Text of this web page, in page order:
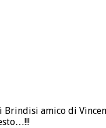
di Brindisi amico di